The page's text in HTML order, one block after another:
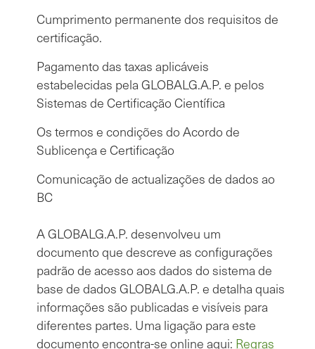
Cumprimento permanente dos requisitos de
certificação.
Pagamento das taxas aplicáveis
estabelecidas pela GLOBALG.A.P. e pelos
Sistemas de Certificação Científica
Os termos e condições do Acordo de
Sublicença e Certificação
Comunicação de actualizações de dados ao
BC
A GLOBALG.A.P. desenvolveu um
documento que descreve as configurações
padrão de acesso aos dados do sistema de
base de dados GLOBALG.A.P. e detalha quais
informações são publicadas e visíveis para
diferentes partes. Uma ligação para este
documento encontra-se online aqui: Regras